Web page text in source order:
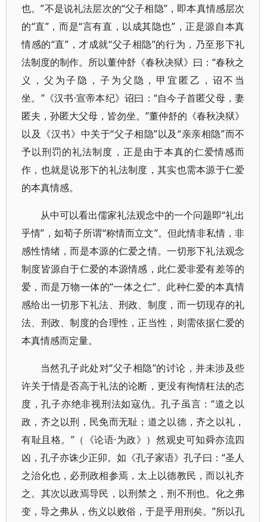
也。”不是说礼法层次的“父子相隐”，即本真情感层次
的“直”，而是“言有直，以成其隐也”，正是源自本真
情感的“直”，才成就“父子相隐”的行为，乃至形下礼
法制度的制作。所以董仲舒《春秋决狱》曰：“春秋之
义，父为子隐，子为父隐，甲宜匿乙，诏不当
坐。”《汉书·宣帝本纪》诏曰：“自今子首匿父母，妻
匿夫，孙匿大父母，皆勿坐。”董仲舒的《春秋决狱》
以及《汉书》中关于“父子相隐”以及“亲亲相隐”而不
予以刑罚的礼法制度，正是由于本真的仁爱情感而
作，也就是说形下的礼法制度，其实也需本源于仁爱
的本真情感。
从中可以看出儒家礼法观念中的一个问题即“礼出
乎情”，如荀子所谓“称情而立文”。但此情非私情，非
感性情绪，而是本源的仁爱之情。一切形下礼法观念
制度皆源自于仁爱的本源情感，此仁爱非爱有差等的
爱，而是万物一体的“一体之仁”。此种仁爱的本真情
感给出一切形下礼法、刑政、制度，而一切现存的礼
法、刑政、制度的合理性，正当性，则需依据仁爱的
本真情感而定量。
当然孔子此处对“父子相隐”的讨论，并未涉及些
许关于情是否高于礼法的论断，更没有徇情枉法的态
度，孔子亦绝非视刑法如寇仇。孔子虽言：“道之以
政，齐之以刑，民免而无耻；道之以德，齐之以礼，
有耻且格。”（《论语·为政》）然观史可知舜亦流四
凶，孔子亦诛少正卯。如《孔子家语》孔子曰：“圣人
之治化也，必刑政相参焉，太上以德教民，而以礼齐
之。其次以政焉导民，以刑禁之，刑不刑也。化之弗
变，导之弗从，伤义以败俗，于是乎用刑矣。”所以孔